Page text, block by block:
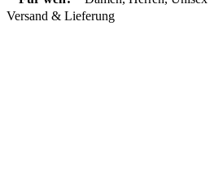
Versand & Lieferung